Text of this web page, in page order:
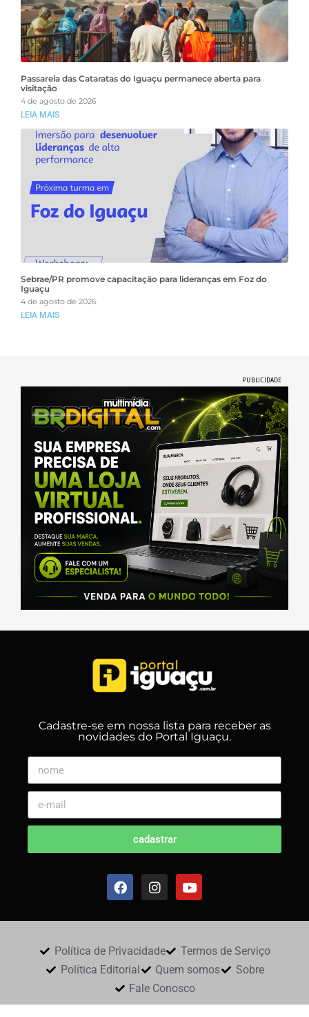
Passarela das Cataratas do Iguaçu permanece aberta para
visitação
4 de agosto de 2026
LEIA MAIS
Sebrae/PR promove capacitação para lideranças em Foz do
Iguaçu
4 de agosto de 2026
LEIA MAIS
PUBLICIDADE
Cadastre-se em nossa lista para receber as
novidades do Portal Iguaçu.
cadastrar
Política de Privacidade
Termos de Serviço
Política Editorial
Quem somos
Sobre
Fale Conosco